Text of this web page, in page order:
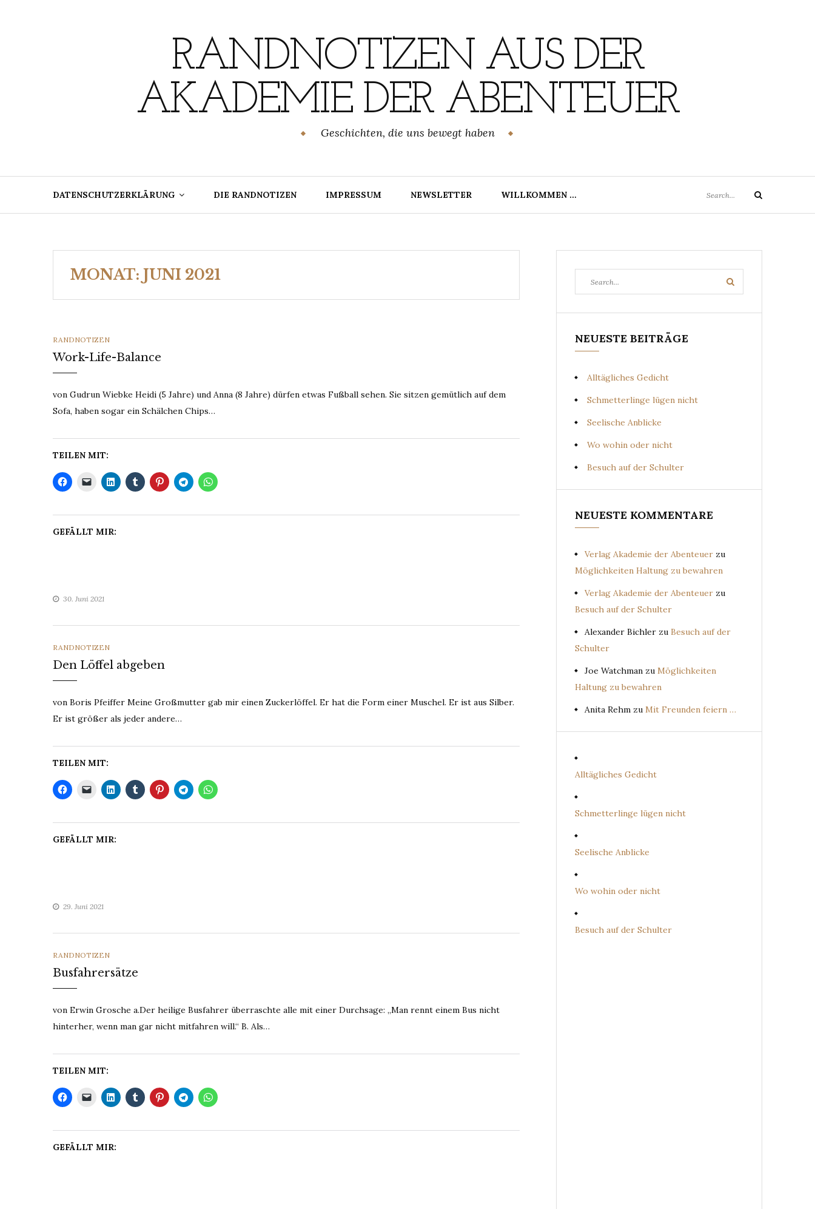
RANDNOTIZEN AUS DER
AKADEMIE DER ABENTEUER
Geschichten, die uns bewegt haben
DATENSCHUTZERKLÄRUNG DIE RANDNOTIZEN IMPRESSUM NEWSLETTER WILLKOMMEN …
for:
Search
MONAT: JUNI 2021
CATEGORIES
RANDNOTIZEN
Work-Life-Balance
von Gudrun Wiebke Heidi (5 Jahre) und Anna (8 Jahre) dürfen etwas Fußball sehen. Sie sitzen gemütlich auf dem
Sofa, haben sogar ein Schälchen Chips…
TEILEN MIT:
GEFÄLLT MIR:
30. Juni 2021
CATEGORIES
RANDNOTIZEN
Den Löffel abgeben
von Boris Pfeiffer Meine Großmutter gab mir einen Zuckerlöffel. Er hat die Form einer Muschel. Er ist aus Silber.
Er ist größer als jeder andere…
TEILEN MIT:
GEFÄLLT MIR:
29. Juni 2021
CATEGORIES
RANDNOTIZEN
Busfahrersätze
von Erwin Grosche a.Der heilige Busfahrer überraschte alle mit einer Durchsage: „Man rennt einem Bus nicht
hinterher, wenn man gar nicht mitfahren will.“ B. Als…
TEILEN MIT:
GEFÄLLT MIR:
for:
Search
NEUESTE BEITRÄGE
Alltägliches Gedicht
Schmetterlinge lügen nicht
Seelische Anblicke
Wo wohin oder nicht
Besuch auf der Schulter
NEUESTE KOMMENTARE
Verlag Akademie der Abenteuer zu
Möglichkeiten Haltung zu bewahren
Verlag Akademie der Abenteuer zu
Besuch auf der Schulter
Alexander Bichler zu Besuch auf der
Schulter
Joe Watchman zu Möglichkeiten
Haltung zu bewahren
Anita Rehm zu Mit Freunden feiern …
Alltägliches Gedicht
Schmetterlinge lügen nicht
Seelische Anblicke
Wo wohin oder nicht
Besuch auf der Schulter